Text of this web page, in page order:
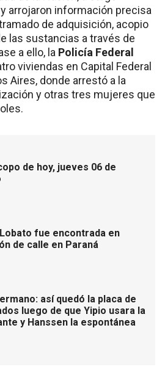
y arrojaron información precisa
de adquisición, acopio
las sustancias a través de
a ello, la Policía Federal
viviendas en Capital Federal
Aires, donde arrestó a la
y otras tres mujeres que
de hoy, jueves 06 de
fue encontrada en
de calle en Paraná
así quedó la placa de
luego de que Yipio usara la
y Hanssen la espontánea